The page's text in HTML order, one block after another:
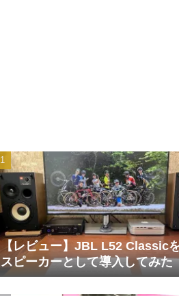
【レビュー】JBL L52 Classic
スピーカーとして導入してみた